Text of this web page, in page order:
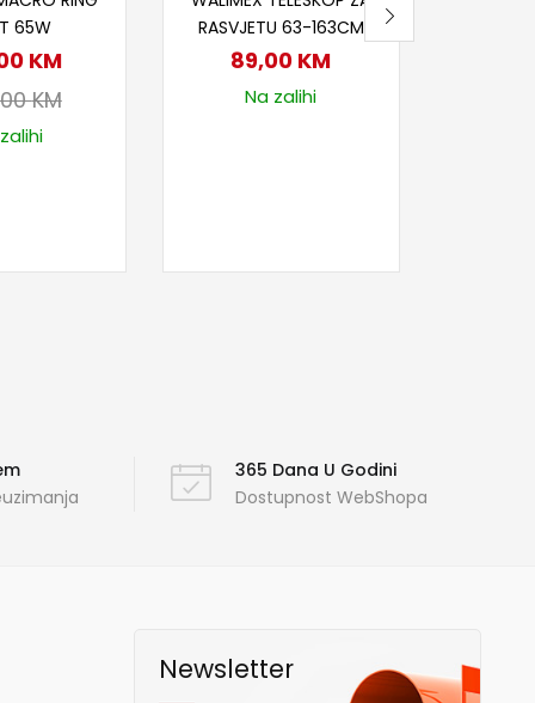
65W
KM
KM
RASVJETU 63-163CM
89,00 KM
Na zalihi
365 Dana U Godini
Dostupnost WebShopa
Newsletter